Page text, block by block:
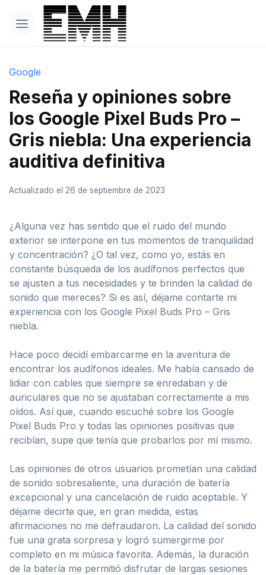
Google
Reseña y opiniones sobre
los Google Pixel Buds Pro –
Gris niebla: Una experiencia
auditiva definitiva
Actualizado el 26 de septiembre de 2023
¿Alguna vez has sentido que el ruido del mundo
exterior se interpone en tus momentos de tranquilidad
y concentración? ¿O tal vez, como yo, estás en
constante búsqueda de los audífonos perfectos que
se ajusten a tus necesidades y te brinden la calidad de
sonido que mereces? Si es así, déjame contarte mi
experiencia con los Google Pixel Buds Pro – Gris
niebla.
Hace poco decidí embarcarme en la aventura de
encontrar los audífonos ideales. Me había cansado de
lidiar con cables que siempre se enredaban y de
auriculares que no se ajustaban correctamente a mis
oídos. Así que, cuando escuché sobre los Google
Pixel Buds Pro y todas las opiniones positivas que
recibían, supe que tenía que probarlos por mí mismo.
Las opiniones de otros usuarios prometían una calidad
de sonido sobresaliente, una duración de batería
excepcional y una cancelación de ruido aceptable. Y
déjame decirte que, en gran medida, estas
afirmaciones no me defraudaron. La calidad del sonido
fue una grata sorpresa y logró sumergirme por
completo en mi música favorita. Además, la duración
de la batería me permitió disfrutar de largas sesiones